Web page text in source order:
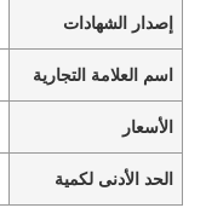
إصدار الشهادات
اسم العلامة التجارية
الأسعار
الحد الأدنى لكمية